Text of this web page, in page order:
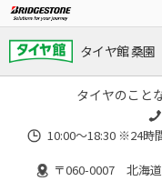
タイヤ館 桑園
タイヤのこと
10:00～18:30 ※24時
〒060-0007 北海